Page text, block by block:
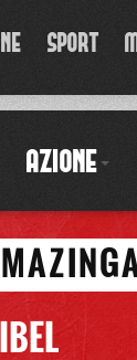
SPORT
AZIONE